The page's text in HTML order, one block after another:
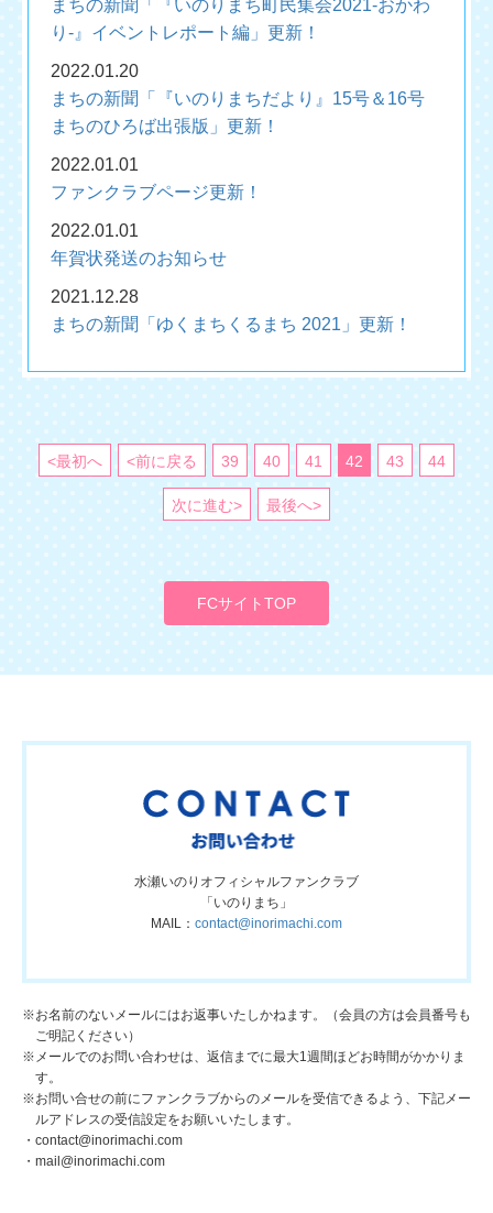
まちの新聞「『いのりまち町民集会2021-おかわ
り-』イベントレポート編」更新！
2022.01.20
まちの新聞「『いのりまちだより』15号＆16号
まちのひろば出張版」更新！
2022.01.01
ファンクラブページ更新！
2022.01.01
年賀状発送のお知らせ
2021.12.28
まちの新聞「ゆくまちくるまち 2021」更新！
<最初へ <前に戻る 39 40 41 42 43 44
次に進む> 最後へ>
FCサイトTOP
水瀬いのりオフィシャルファンクラブ
「いのりまち」
MAIL： contact@inorimachi.com
※お名前のないメールにはお返事いたしかねます。（会員の方は会員番号も
ご明記ください）
※メールでのお問い合わせは、返信までに最大1週間ほどお時間がかかりま
す。
※お問い合せの前にファンクラブからのメールを受信できるよう、下記メー
ルアドレスの受信設定をお願いいたします。
・contact@inorimachi.com
・mail@inorimachi.com